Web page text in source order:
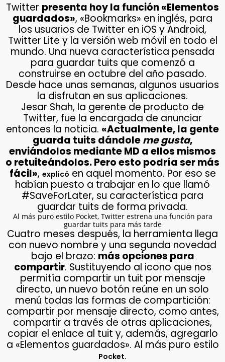
Twitter presenta hoy la función «Elementos
guardados», «Bookmarks» en inglés, para
los usuarios de Twitter en iOS y Android,
Twitter Lite y la versión web móvil en todo el
mundo. Una nueva característica pensada
para guardar tuits que comenzó a
construirse en octubre del año pasado.
Desde hace unas semanas, algunos usuarios
la disfrutan en sus aplicaciones.
Jesar Shah, la gerente de producto de
Twitter, fue la encargada de anunciar
entonces la noticia. «Actualmente, la gente
guarda tuits dándoleme gusta,
enviándolos mediante MD a ellos mismos
o retuiteándolos. Pero esto podría ser más
fácil», explicó en aquel momento. Por eso se
habían puesto a trabajar en lo que llamó
#SaveForLater, su característica para
guardar tuits de forma privada.
Al más puro estilo Pocket, Twitter estrena una función para
guardar tuits para más tarde
Cuatro meses después, la herramienta llega
con nuevo nombre y una segunda novedad
bajo el brazo: más opciones para
compartir. Sustituyendo al icono que nos
permitía compartir un tuit por mensaje
directo, un nuevo botón reúne en un solo
menú todas las formas de compartición:
compartir por mensaje directo, como antes,
compartir a través de otras aplicaciones,
copiar el enlace al tuit y, además, agregarlo
a «Elementos guardados». Al más puro estilo
Pocket.